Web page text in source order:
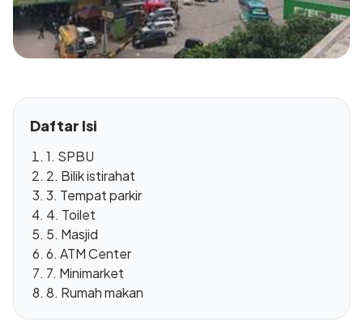
Daftar Isi
1. SPBU
2. Bilik istirahat
3. Tempat parkir
4. Toilet
5. Masjid
6. ATM Center
7. Minimarket
8. Rumah makan